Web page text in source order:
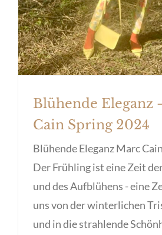
Blühende Eleganz
Cain Spring 2024
Blühende Eleganz Marc
Der Frühling ist eine Zeit
und des Aufblühens - eine
uns von der winterlichen
und in die strahlende